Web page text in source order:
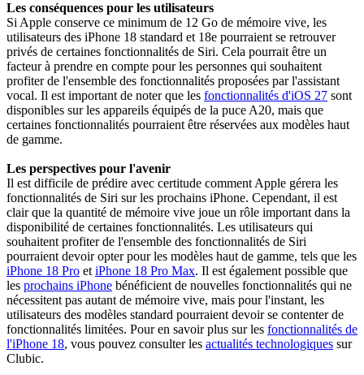
Les conséquences pour les utilisateurs
Si Apple conserve ce minimum de 12 Go de mémoire vive, les
utilisateurs des iPhone 18 standard et 18e pourraient se retrouver
privés de certaines fonctionnalités de Siri. Cela pourrait être un
facteur à prendre en compte pour les personnes qui souhaitent
profiter de l'ensemble des fonctionnalités proposées par l'assistant
vocal. Il est important de noter que les fonctionnalités d'iOS 27 sont
disponibles sur les appareils équipés de la puce A20, mais que
certaines fonctionnalités pourraient être réservées aux modèles haut
de gamme.
Les perspectives pour l'avenir
Il est difficile de prédire avec certitude comment Apple gérera les
fonctionnalités de Siri sur les prochains iPhone. Cependant, il est
clair que la quantité de mémoire vive joue un rôle important dans la
disponibilité de certaines fonctionnalités. Les utilisateurs qui
souhaitent profiter de l'ensemble des fonctionnalités de Siri
pourraient devoir opter pour les modèles haut de gamme, tels que les
iPhone 18 Pro et iPhone 18 Pro Max. Il est également possible que
les prochains iPhone bénéficient de nouvelles fonctionnalités qui ne
nécessitent pas autant de mémoire vive, mais pour l'instant, les
utilisateurs des modèles standard pourraient devoir se contenter de
fonctionnalités limitées. Pour en savoir plus sur les fonctionnalités de
l'iPhone 18, vous pouvez consulter les actualités technologiques sur
Clubic.